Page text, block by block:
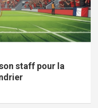
staff pour la